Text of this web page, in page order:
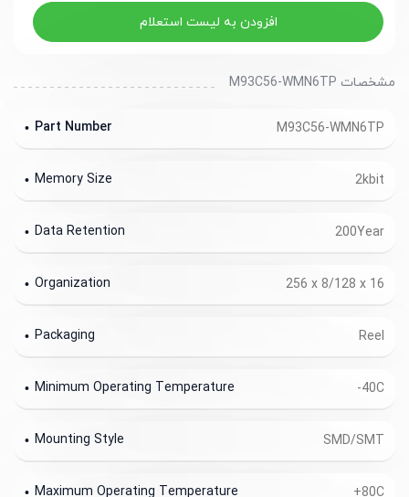
افزودن به لیست استعلام
مشخصات M93C56-WMN6TP
M93C56-WMN6TP
Part Number
2kbit
Memory Size
200Year
Data Retention
256 x 8/128 x 16
Organization
Reel
Packaging
-40C
Minimum Operating Temperature
SMD/SMT
Mounting Style
+80C
Maximum Operating Temperature